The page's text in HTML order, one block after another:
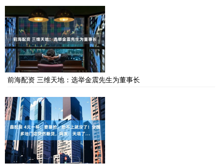
前海配资 三维天地：选举金震先生为董事长